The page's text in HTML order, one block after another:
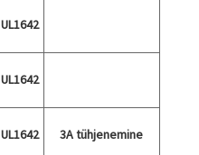
UL1642
UL1642
UL1642 3A tühjenemine